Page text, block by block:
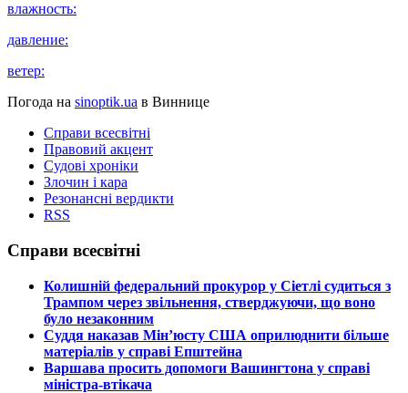
влажность:
давление:
ветер:
Погода на sinoptik.ua в Виннице
Справи всесвітні
Правовий акцент
Судові хроніки
Злочин і кара
Резонансні вердикти
RSS
Справи всесвітні
​Колишній федеральний прокурор у Сіетлі судиться з
Трампом через звільнення, стверджуючи, що воно
було незаконним
​Суддя наказав Мін’юсту США оприлюднити більше
матеріалів у справі Епштейна
​Варшава просить допомоги Вашингтона у справі
міністра-втікача